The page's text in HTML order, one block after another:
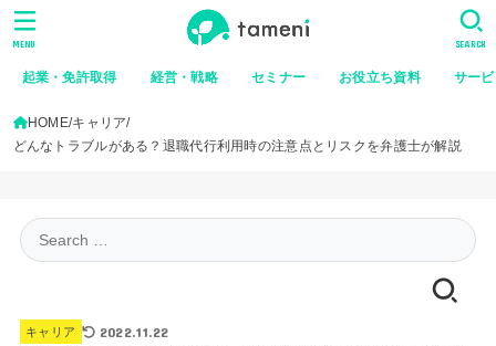
起業・免許取得 経営・戦略 セミナー お役立ち資料 サー
SEARCH
MENU
HOME キャリア
どんなトラブルがある？退職代行利用時の注意点とリスクを弁護士が解説
for:
キャリア 2022.11.22